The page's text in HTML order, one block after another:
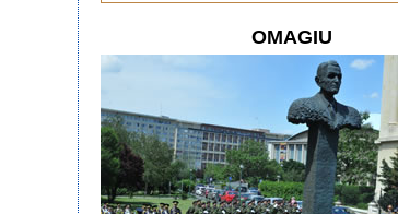
OMAGIU